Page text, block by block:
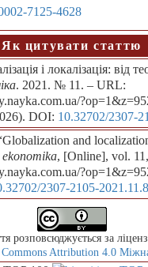
7125-4628
Як цитувати статтю
і локалізація: від
. 2021. № 11. – URL:
DOI: 10.32702/2307-
and
, [Online], vol.
2307-2105-2021.11.8
розповсюджується за
Commons Attribution 4.0